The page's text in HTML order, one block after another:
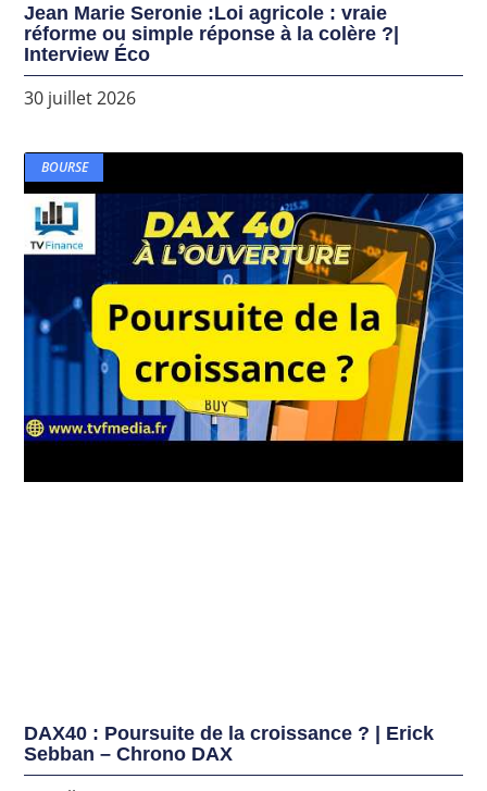
Jean Marie Seronie :Loi agricole : vraie
réforme ou simple réponse à la colère ?|
Interview Éco
30 juillet 2026
BOURSE
DAX40 : Poursuite de la croissance ? | Erick
Sebban – Chrono DAX